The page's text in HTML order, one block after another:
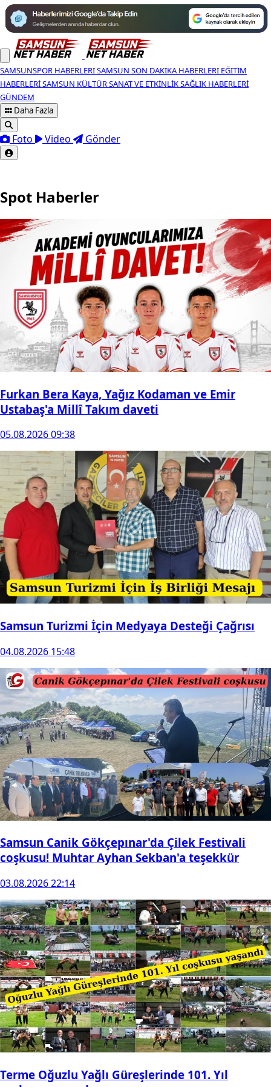
SAMSUNSPOR HABERLERISAMSUN SON DAKIKA HABERLERI EĞITIM
HABERLERISAMSUN KÜLTÜR SANAT VE ETKINLIKSAĞLIK HABERLERI
GÜNDEM
Daha Fazla
Foto Video Gönder
Spot Haberler
Furkan Bera Kaya, Yağız Kodaman ve Emir
Ustabaş'a Millî Takım daveti
05.08.2026 09:38
Samsun Turizmi İçin Medyaya Desteği Çağrısı
04.08.2026 15:48
Samsun Canik Gökçepınar'da Çilek Festivali
coşkusu! Muhtar Ayhan Sekban'a teşekkür
03.08.2026 22:14
Terme Oğuzlu Yağlı Güreşlerinde 101. Yıl